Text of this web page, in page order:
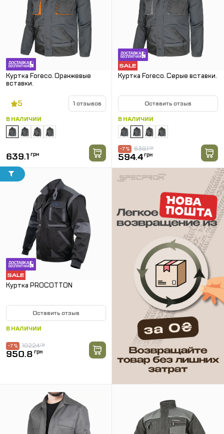
Куртка Foreco. Оранжевые
вставки.
5 1 отзывов
В НАЛИЧИИ
639.1 грн
Куртка Foreco. Серые вставки.
Оставить отзыв
В НАЛИЧИИ
639.1грн
-7 %
594.4грн
Куртка PROCOTTON
Оставить отзыв
В НАЛИЧИИ
1022.4грн
-7 %
950.8 грн